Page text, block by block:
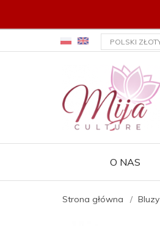
currency_h
O NAS
Strona główna Bluzy